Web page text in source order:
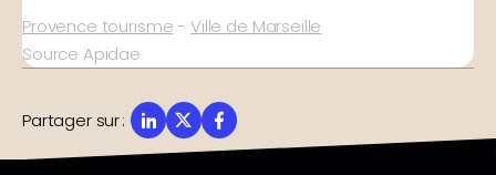
Provence tourisme-Ville de Marseille
Source Apidae
Partager sur: